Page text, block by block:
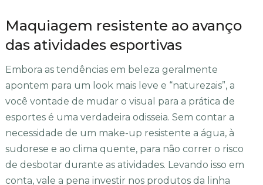
Maquiagem resistente ao avanço
das atividades esportivas
Embora as tendências em beleza geralmente
apontem para um look mais leve e “naturezais”, a
você vontade de mudar o visual para a prática de
esportes é uma verdadeira odisseia. Sem contar a
necessidade de um make-up resistente a água, à
sudorese e ao clima quente, para não correr o risco
de desbotar durante as atividades. Levando isso em
conta, vale a pena investir nos produtos da linha